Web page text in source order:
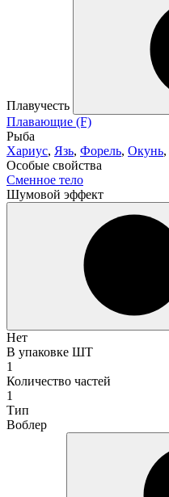
Плавучесть
Плавающие (F)
Рыба
Хариус, Язь, Форель, Окунь,
Особые свойства
Сменное тело
Шумовой эффект
Нет
В упаковке ШТ
1
Количество частей
1
Тип
Воблер